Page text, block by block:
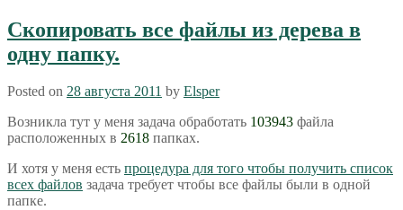
Скопировать все файлы из дерева в
одну папку.
Posted on 28 августа 2011 by Elsper
Возникла тут у меня задача обработать 103943 файла
расположенных в 2618 папках.
И хотя у меня есть процедура для того чтобы получить список
всех файлов задача требует чтобы все файлы были в одной
папке.